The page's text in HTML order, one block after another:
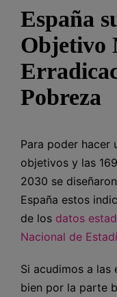
España
Objetivo
Pobreza
Para poder hacer
objetivos y las
2030 se
España estos
de los datos
Nacional de
Si acudimos a las
bien por la parte